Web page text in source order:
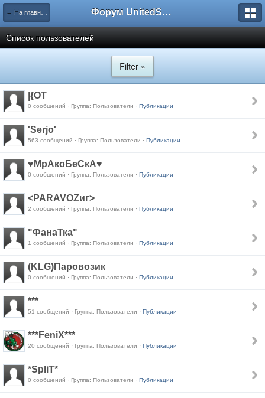
← На главную Форум UnitedSouth
Список пользователей
Filter »
|{OT
0 сообщений · Группа: Пользователи · Публикации
'Serjo'
563 сообщений · Группа: Пользователи · Публикации
♥МрАкоБеСкА♥
0 сообщений · Группа: Пользователи · Публикации
<PARAVOZиг>
2 сообщений · Группа: Пользователи · Публикации
"ФанаТка"
1 сообщений · Группа: Пользователи · Публикации
(KLG)Паровозик
0 сообщений · Группа: Пользователи · Публикации
***
51 сообщений · Группа: Пользователи · Публикации
***FeniX***
20 сообщений · Группа: Пользователи · Публикации
*SpliT*
0 сообщений · Группа: Пользователи · Публикации